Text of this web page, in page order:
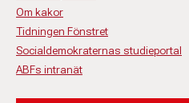
Om kakor
Tidningen Fönstret
Socialdemokraternas studieportal
ABFs intranät